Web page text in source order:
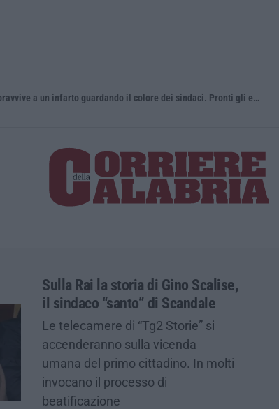
«La Regione decide dove si sopravvive a un infarto guardando il colore dei sindaci. Pronti gli esposti in Procura»
Sulla Rai la storia di Gino Scalise,
il sindaco “santo” di Scandale
Le telecamere di “Tg2 Storie” si
accenderanno sulla vicenda
umana del primo cittadino. In molti
invocano il processo di
beatificazione